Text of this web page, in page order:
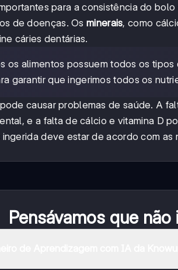
para a consistência do bolo
de doenças. Os minerais, como
cáries dentárias.
os alimentos possuem todos os
garantir que ingerimos todos os
causar problemas de saúde. A
e a falta de cálcio e vitamina D
deve estar de acordo com
Pensávamos que não